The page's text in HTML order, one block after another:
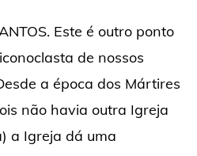
Este é outro ponto
de nossos
a época dos Mártires
não havia outra Igreja
a Igreja dá uma